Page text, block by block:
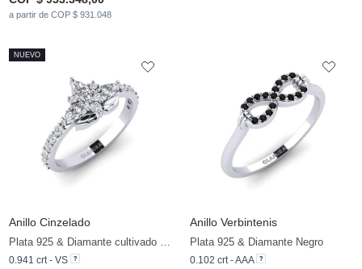
a partir de COP $ 931.048
Anillo Cinzelado
Plata 925 & Diamante cultivado en laboratorio
0.941 crt - VS
NUEVO
Anillo Verbintenis
Plata 925 & Diamante Negro
0.102 crt - AAA